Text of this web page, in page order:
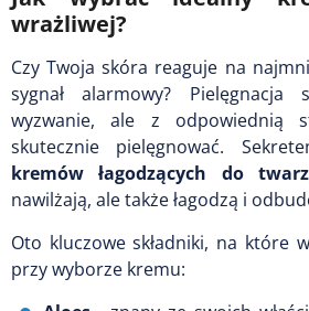
wrażliwej?
Czy Twoja skóra reaguje na
sygnał alarmowy?
wyzwanie, ale z odpowiednią
skutecznie pielęgnować.
kremów łagodzących do
nawilżają, ale także łagodzą i
Oto kluczowe składniki, na które
przy wyborze kremu: